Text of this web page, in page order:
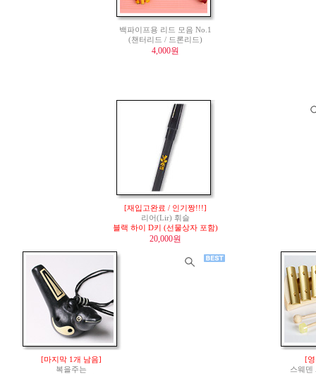
백파이프용 리드 모음 No.1
(챈터리드 / 드론리드)
4,000원
[재입고완료 / 인기짱!!!]
리어(Lir) 휘슬
블랙 하이 D키 (선물상자 포함)
20,000원
[마지막 1개 남음]
복을주는
[
스웨덴